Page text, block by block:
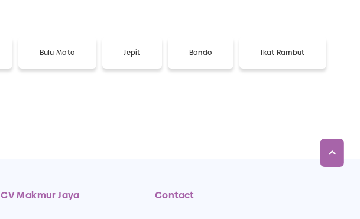
Bulu Mata Jepit Bando Ikat Rambut
CV Makmur Jaya Contact